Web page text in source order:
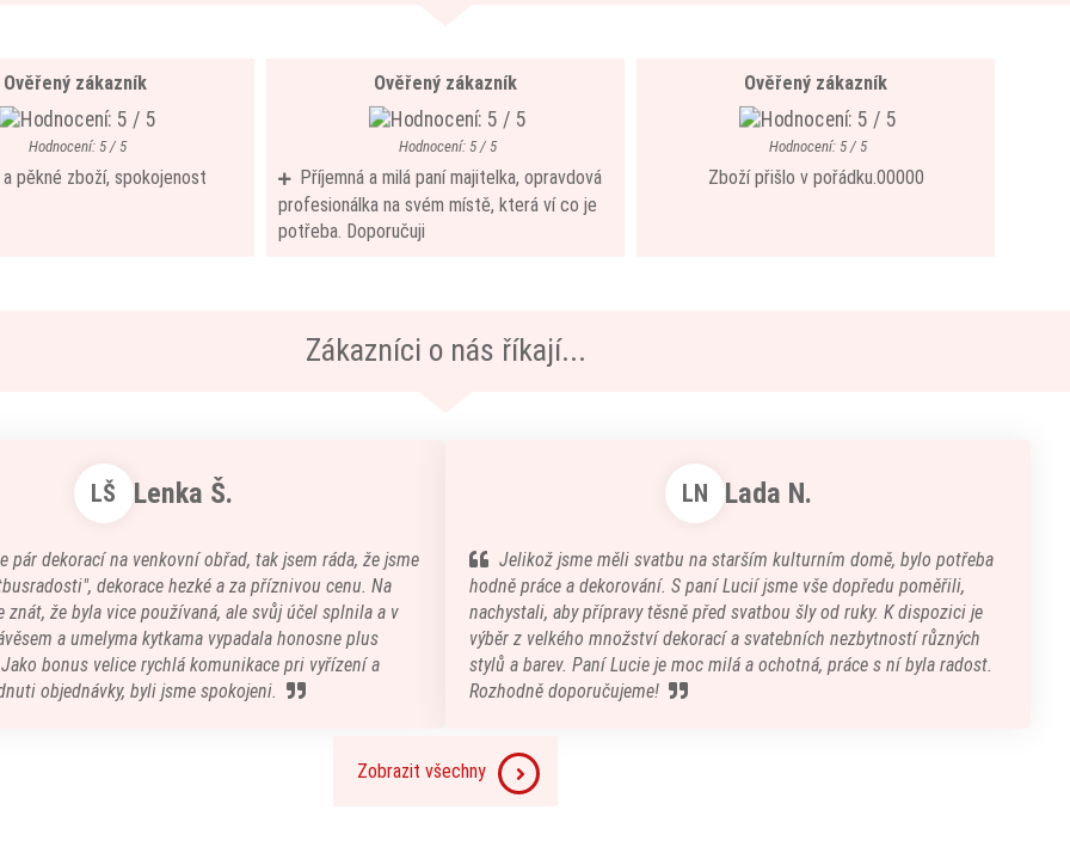
Ověřený zákazník
Hodnocení: 5 / 5
pěkné zboží, spokojenost
Ověřený zákazník
Hodnocení: 5 / 5
Příjemná a milá paní majitelka, opravdová
profesionálka na svém místě, která ví co je
potřeba. Doporučuji
Ověřený zákazník
Hodnocení: 5 / 5
Zboží přišlo v pořádku.00000
Zákazníci o nás říkají...
LŠ Lenka Š.
pár dekorací na venkovní obřad, tak jsem ráda, že jsme
dekorace hezké a za příznivou cenu. Na
znát, že byla vice používaná, ale svůj účel splnila a v
a umelyma kytkama vypadala honosne plus
bonus velice rychlá komunikace pri vyřízení a
objednávky, byli jsme spokojeni.
LN Lada N.
Jelikož jsme měli svatbu na starším kulturním domě, bylo potřeba
hodně práce a dekorování. S paní Lucií jsme vše dopředu poměřili,
nachystali, aby přípravy těsně před svatbou šly od ruky. K dispozici je
výběr z velkého množství dekorací a svatebních nezbytností různých
stylů a barev. Paní Lucie je moc milá a ochotná, práce s ní byla radost.
Rozhodně doporučujeme!
Zobrazit všechny